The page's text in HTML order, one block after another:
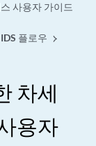
사용자 가이드
플로우
차세
용자